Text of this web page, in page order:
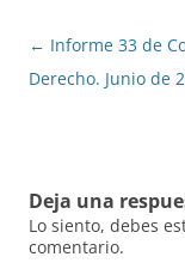
Navegación
de
← Informe 33 de
Derecho. Junio de
Deja una
Lo siento, debes
comentario.